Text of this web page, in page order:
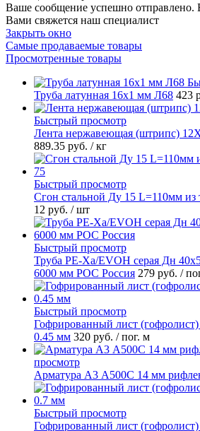
Ваше сообщение успешно отправлено.
Вами свяжется наш специалист
Закрыть окно
Самые продаваемые товары
Просмотренные товары
Труба латунная 16х1 мм Л68 423
Быстрый просмотр
Лента нержавеющая (штрипс)
889.35 руб. / кг
Быстрый просмотр
Сгон стальной Ду 15 L=110мм
12 руб. / шт
Быстрый просмотр
Труба PE-Xa/EVOH серая Дн
6000 мм РОС Россия 279 руб. /
Быстрый просмотр
Гофрированный лист
0.45 мм 320 руб. / пог. м
просмотр
Арматура А3 А500С 14 мм
Быстрый просмотр
Гофрированный лист